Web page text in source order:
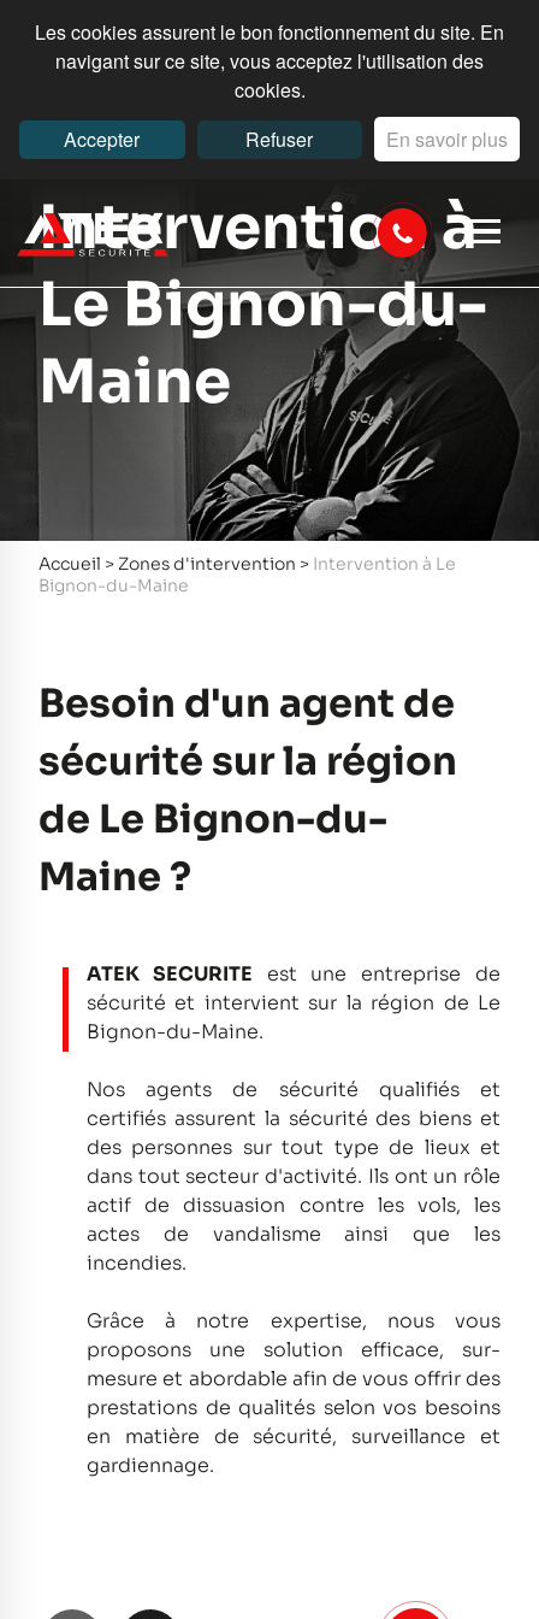
Les cookies assurent le bon fonctionnement du site. En
navigant sur ce site, vous acceptez l'utilisation des
cookies.
Accepter
Refuser En savoir plus
Intervention à
Le Bignon-du-
Maine
Accueil > Zones d'intervention > Intervention à Le
Bignon-du-Maine
Besoin d'un agent de
sécurité sur la région
de Le Bignon-du-
Maine ?
ATEK SECURITE est une entreprise de
sécurité et intervient sur la région de Le
Bignon-du-Maine.
Nos agents de sécurité qualifiés et
certifiés assurent la sécurité des biens et
des personnes sur tout type de lieux et
dans tout secteur d'activité. Ils ont un rôle
actif de dissuasion contre les vols, les
actes de vandalisme ainsi que les
incendies.
Grâce à notre expertise, nous vous
proposons une solution efficace, sur-
mesure et abordable afin de vous offrir des
prestations de qualités selon vos besoins
en matière de sécurité, surveillance et
gardiennage.